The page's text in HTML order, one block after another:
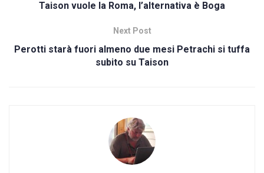
Taison vuole la Roma, l’alternativa è Boga
Next Post
Perotti starà fuori almeno due mesi Petrachi si tuffa
subito su Taison